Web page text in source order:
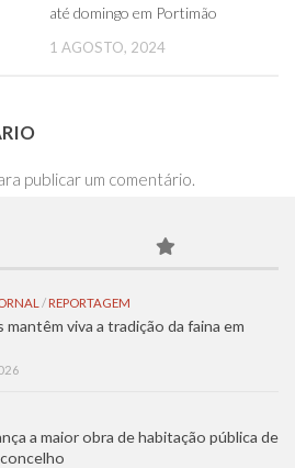
até domingo em Portimão
1 AGOSTO, 2024
publicar um comentário.
/ REPORTAGEM
viva a tradição da faina em
a maior obra de habitação pública de